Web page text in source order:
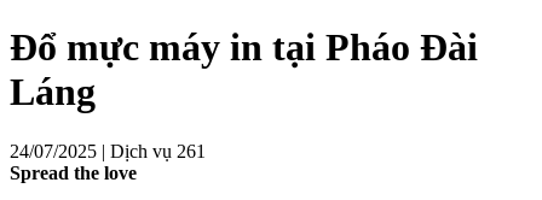
Đổ mực máy in tại Pháo Đài
Láng
24/07/2025 | Dịch vụ 261
Spread the love